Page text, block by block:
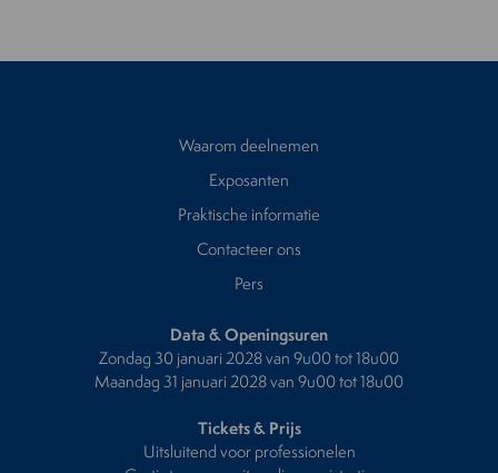
Waarom deelnemen
Exposanten
Praktische informatie
Contacteer ons
Pers
Data & Openingsuren
Zondag 30 januari 2028 van 9u00 tot 18u00
Maandag 31 januari 2028 van 9u00 tot 18u00
Tickets & Prijs
Uitsluitend voor professionelen